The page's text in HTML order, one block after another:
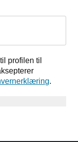
profilen til
.